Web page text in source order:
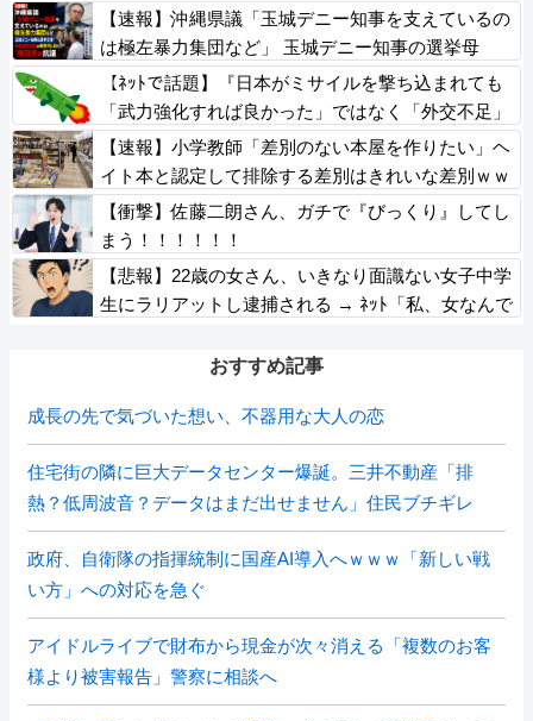
【速報】沖縄県議「玉城デニー知事を支えているの
は極左暴力集団など」 玉城デニー知事の選挙母
体、県議選挙母体の事務所に訪れ「撤回求め抗議」
【ﾈｯﾄで話題】『日本がミサイルを撃ち込まれても
「武力強化すれば良かった」ではなく「外交不足」
なんですよ！』ｗｗｗｗｗｗｗｗｗｗｗｗｗｗｗｗ
【速報】小学教師「差別のない本屋を作りたい」ヘ
イト本と認定して排除する差別はきれいな差別ｗｗ
ｗ
【衝撃】佐藤二朗さん、ガチで『びっくり』してし
まう！！！！！！
【悲報】22歳の女さん、いきなり面識ない女子中学
生にラリアットし逮捕される → ﾈｯﾄ「私、女なんで
おすすめ記事
成長の先で気づいた想い、不器用な大人の恋
住宅街の隣に巨大データセンター爆誕。三井不動産「排
熱？低周波音？データはまだ出せません」住民ブチギレ
政府、自衛隊の指揮統制に国産AI導入へｗｗｗ「新しい戦
い方」への対応を急ぐ
アイドルライブで財布から現金が次々消える「複数のお客
様より被害報告」警察に相談へ